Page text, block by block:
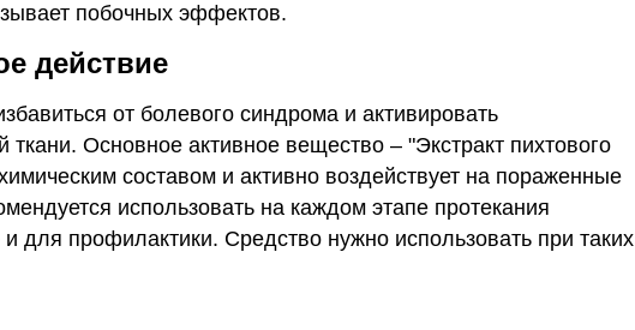
побочных эффектов.
действие
от болевого синдрома и активировать
Основное активное вещество – "Экстракт пихтового
составом и активно воздействует на пораженные
использовать на каждом этапе протекания
для профилактики. Средство нужно использовать при таких